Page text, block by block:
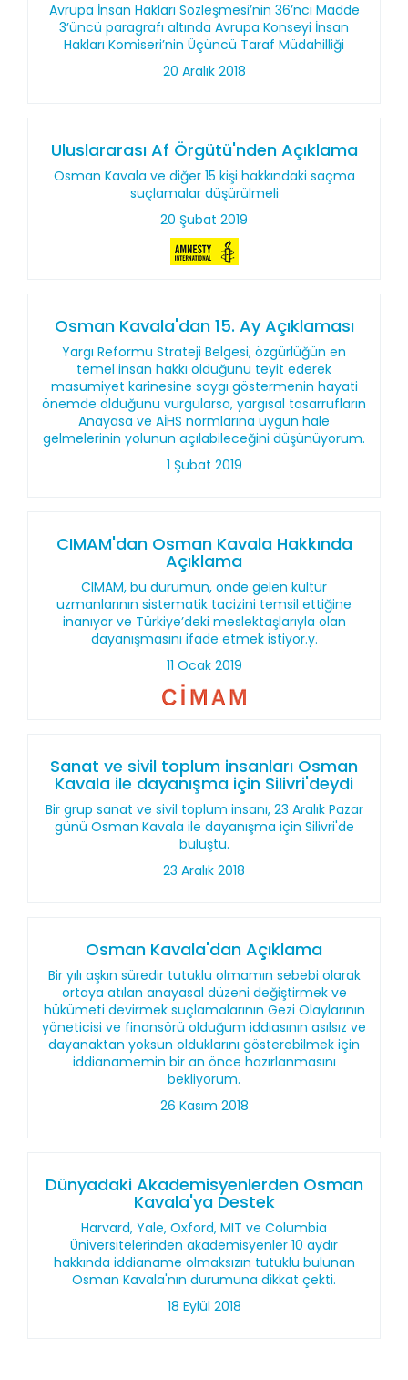
Avrupa İnsan Hakları Sözleşmesi’nin 36’ncı Madde
3’üncü paragrafı altında Avrupa Konseyi İnsan
Hakları Komiseri’nin Üçüncü Taraf Müdahilliği
20 Aralık 2018
Uluslararası Af Örgütü'nden Açıklama
Osman Kavala ve diğer 15 kişi hakkındaki saçma
suçlamalar düşürülmeli
20 Şubat 2019
Osman Kavala'dan 15. Ay Açıklaması
Yargı Reformu Strateji Belgesi, özgürlüğün en
temel insan hakkı olduğunu teyit ederek
masumiyet karinesine saygı göstermenin hayati
önemde olduğunu vurgularsa, yargısal tasarrufların
Anayasa ve AİHS normlarına uygun hale
gelmelerinin yolunun açılabileceğini düşünüyorum.
1 Şubat 2019
CIMAM'dan Osman Kavala Hakkında
Açıklama
CIMAM, bu durumun, önde gelen kültür
uzmanlarının sistematik tacizini temsil ettiğine
inanıyor ve Türkiye’deki meslektaşlarıyla olan
dayanışmasını ifade etmek istiyor.y.
11 Ocak 2019
Sanat ve sivil toplum insanları Osman
Kavala ile dayanışma için Silivri'deydi
Bir grup sanat ve sivil toplum insanı, 23 Aralık Pazar
günü Osman Kavala ile dayanışma için Silivri'de
buluştu.
23 Aralık 2018
Osman Kavala'dan Açıklama
Bir yılı aşkın süredir tutuklu olmamın sebebi olarak
ortaya atılan anayasal düzeni değiştirmek ve
hükümeti devirmek suçlamalarının Gezi Olaylarının
yöneticisi ve finansörü olduğum iddiasının asılsız ve
dayanaktan yoksun olduklarını gösterebilmek için
iddianamemin bir an önce hazırlanmasını
bekliyorum.
26 Kasım 2018
Dünyadaki Akademisyenlerden Osman
Kavala'ya Destek
Harvard, Yale, Oxford, MIT ve Columbia
Üniversitelerinden akademisyenler 10 aydır
hakkında iddianame olmaksızın tutuklu bulunan
Osman Kavala'nın durumuna dikkat çekti.
18 Eylül 2018